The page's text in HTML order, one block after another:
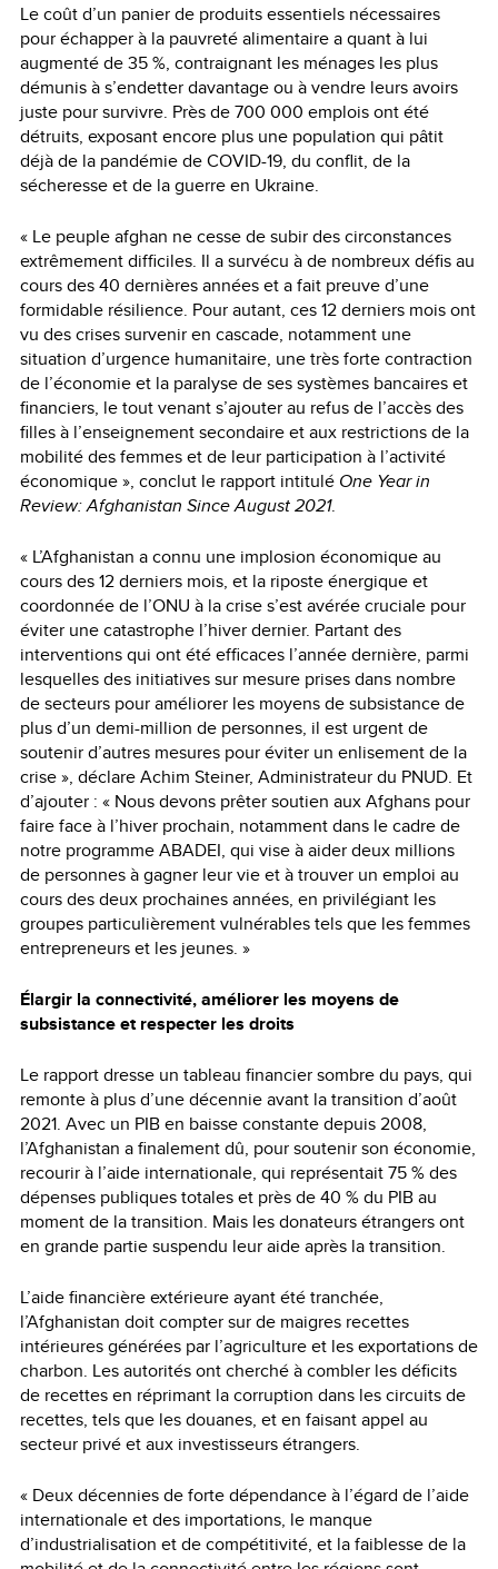
Le coût d’un panier de produits essentiels nécessaires
pour échapper à la pauvreté alimentaire a quant à lui
augmenté de 35 %, contraignant les ménages les plus
démunis à s’endetter davantage ou à vendre leurs avoirs
juste pour survivre. Près de 700 000 emplois ont été
détruits, exposant encore plus une population qui pâtit
déjà de la pandémie de COVID-19, du conflit, de la
sécheresse et de la guerre en Ukraine.
« Le peuple afghan ne cesse de subir des circonstances
extrêmement difficiles. Il a survécu à de nombreux défis au
cours des 40 dernières années et a fait preuve d’une
formidable résilience. Pour autant, ces 12 derniers mois ont
vu des crises survenir en cascade, notamment une
situation d’urgence humanitaire, une très forte contraction
de l’économie et la paralyse de ses systèmes bancaires et
financiers, le tout venant s’ajouter au refus de l’accès des
filles à l’enseignement secondaire et aux restrictions de la
mobilité des femmes et de leur participation à l’activité
économique », conclut le rapport intitulé One Year in
Review: Afghanistan Since August 2021.
« L’Afghanistan a connu une implosion économique au
cours des 12 derniers mois, et la riposte énergique et
coordonnée de l’ONU à la crise s’est avérée cruciale pour
éviter une catastrophe l’hiver dernier. Partant des
interventions qui ont été efficaces l’année dernière, parmi
lesquelles des initiatives sur mesure prises dans nombre
de secteurs pour améliorer les moyens de subsistance de
plus d’un demi-million de personnes, il est urgent de
soutenir d’autres mesures pour éviter un enlisement de la
crise », déclare Achim Steiner, Administrateur du PNUD. Et
d’ajouter : « Nous devons prêter soutien aux Afghans pour
faire face à l’hiver prochain, notamment dans le cadre de
notre programme ABADEI, qui vise à aider deux millions
de personnes à gagner leur vie et à trouver un emploi au
cours des deux prochaines années, en privilégiant les
groupes particulièrement vulnérables tels que les femmes
entrepreneurs et les jeunes. »
Élargir la connectivité, améliorer les moyens de
subsistance et respecter les droits
Le rapport dresse un tableau financier sombre du pays, qui
remonte à plus d’une décennie avant la transition d’août
2021. Avec un PIB en baisse constante depuis 2008,
l’Afghanistan a finalement dû, pour soutenir son économie,
recourir à l’aide internationale, qui représentait 75 % des
dépenses publiques totales et près de 40 % du PIB au
moment de la transition. Mais les donateurs étrangers ont
en grande partie suspendu leur aide après la transition.
L’aide financière extérieure ayant été tranchée,
l’Afghanistan doit compter sur de maigres recettes
intérieures générées par l’agriculture et les exportations de
charbon. Les autorités ont cherché à combler les déficits
de recettes en réprimant la corruption dans les circuits de
recettes, tels que les douanes, et en faisant appel au
secteur privé et aux investisseurs étrangers.
« Deux décennies de forte dépendance à l’égard de l’aide
internationale et des importations, le manque
d’industrialisation et de compétitivité, et la faiblesse de la